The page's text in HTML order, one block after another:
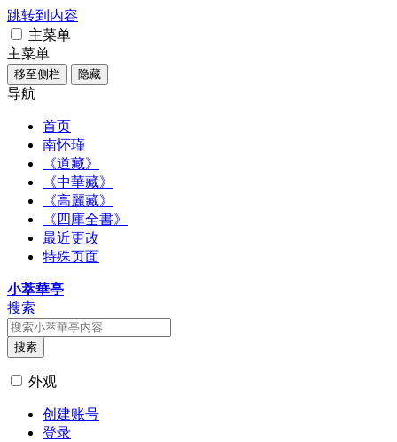
跳转到内容
主菜单
主菜单
移至侧栏 隐藏
导航
首页
南怀瑾
《道藏》
《中華藏》
《高麗藏》
《四庫全書》
最近更改
特殊页面
小萃華亭
搜索
搜索
外观
创建账号
登录